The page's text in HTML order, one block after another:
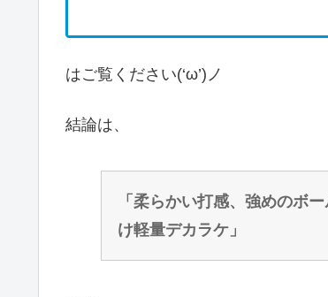
はご覧ください(‘ω’)ノ
結論は、
「柔らかい打感、強めのボ
け軽量デカラケ」